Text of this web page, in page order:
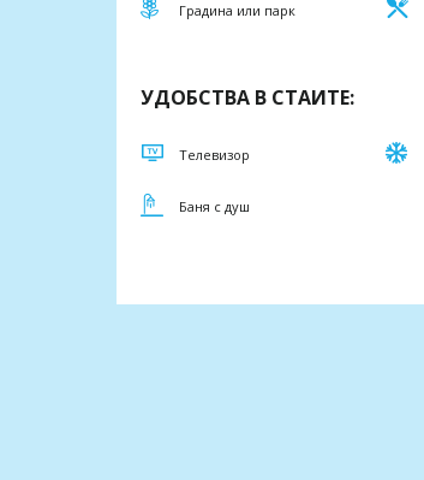
Градина или парк
УДОБСТВА В СТАИТЕ:
Телевизор
Баня с душ